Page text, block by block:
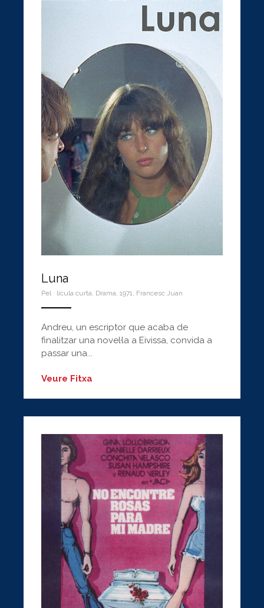
Luna
Pel · lícula curta Drama 1971 Francesc Juan
ANEMPTYTEXTLLINE
Andreu, un escriptor que acaba de
finalitzar una novel·la a Eivissa, convida a
passar una...
Veure Fitxa